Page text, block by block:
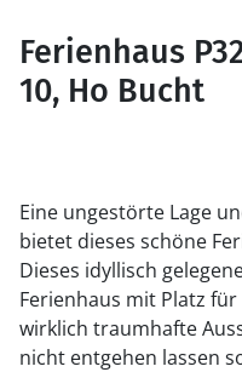
Ferienhaus
10, Ho Bucht
Eine ungestörte Lage
bietet dieses schöne
Dieses idyllisch
Ferienhaus mit Platz
wirklich traumhafte
nicht entgehen lassen